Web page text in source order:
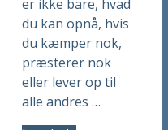
er ikke bare, hvad
du kan opnå, hvis
du kæmper nok,
præsterer nok
eller lever op til
alle andres …